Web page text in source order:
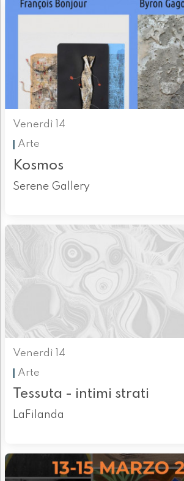
Venerdì 14
Arte
Kosmos
Serene Gallery
Venerdì 14
Arte
Tessuta - intimi strati
LaFilanda